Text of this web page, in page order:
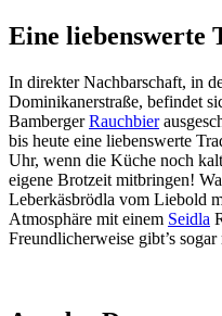
Eine liebenswerte
In direkter Nachbarschaft, in
Dominikanerstraße, befindet
BambergerRauchbier
bis heute eine liebenswerte
Uhr, wenn die Küche noch
eigene Brotzeit mitbringen!
Leberkäsbrödla vom Liebold
Atmosphäre mit einem Seidla
Freundlicherweise gibt’s